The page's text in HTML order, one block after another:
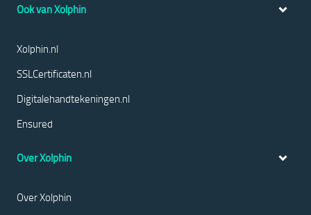
Ook van Xolphin
Xolphin.nl
SSLCertificaten.nl
Digitalehandtekeningen.nl
Ensured
Over Xolphin
Over Xolphin